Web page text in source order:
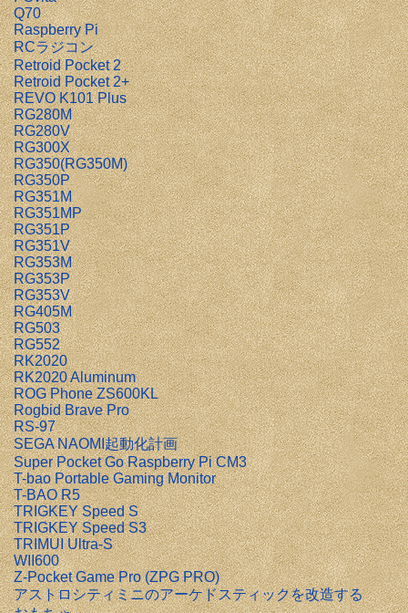
Q70
Raspberry Pi
RCラジコン
Retroid Pocket 2
Retroid Pocket 2+
REVO K101 Plus
RG280M
RG280V
RG300X
RG350(RG350M)
RG350P
RG351M
RG351MP
RG351P
RG351V
RG353M
RG353P
RG353V
RG405M
RG503
RG552
RK2020
RK2020 Aluminum
ROG Phone ZS600KL
Rogbid Brave Pro
RS-97
SEGA NAOMI起動化計画
Super Pocket Go Raspberry Pi CM3
T-bao Portable Gaming Monitor
T-BAO R5
TRIGKEY Speed S
TRIGKEY Speed S3
TRIMUI Ultra-S
WII600
Z-Pocket Game Pro (ZPG PRO)
アストロシティミニのアーケドスティックを改造する